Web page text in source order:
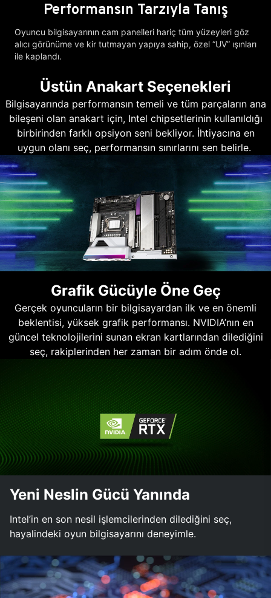
Performansın Tarzıyla Tanış
Oyuncu bilgisayarının cam panelleri hariç tüm yüzeyleri göz
alıcı görünüme ve kir tutmayan yapıya sahip, özel “UV” ışınları
ile kaplandı.
Üstün Anakart Seçenekleri
Bilgisayarında performansın temeli ve tüm parçaların ana
bileşeni olan anakart için, Intel chipsetlerinin kullanıldığı
birbirinden farklı opsiyon seni bekliyor. İhtiyacına en
uygun olanı seç, performansın sınırlarını sen belirle.
Grafik Gücüyle Öne Geç
Gerçek oyuncuların bir bilgisayardan ilk ve en önemli
beklentisi, yüksek grafik performansı. NVIDIA’nın en
güncel teknolojilerini sunan ekran kartlarından dilediğini
seç, rakiplerinden her zaman bir adım önde ol.
Yeni Neslin Gücü Yanında
Intel’in en son nesil işlemcilerinden dilediğini seç,
hayalindeki oyun bilgisayarını deneyimle.